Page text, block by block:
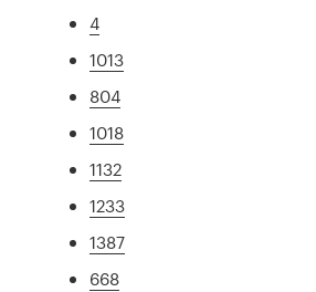
4
1013
804
1018
1132
1233
1387
668